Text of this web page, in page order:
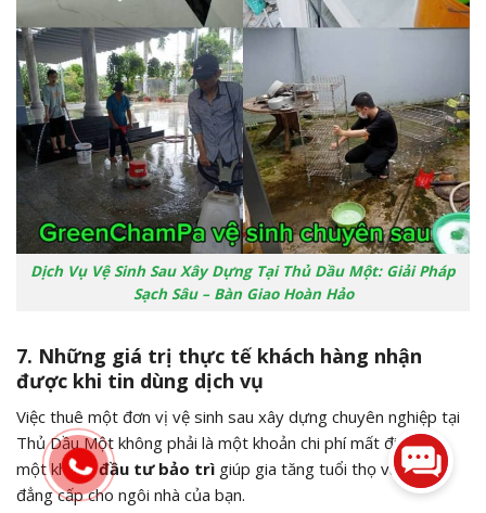
Dịch Vụ Vệ Sinh Sau Xây Dựng Tại Thủ Dầu Một: Giải Pháp
Sạch Sâu – Bàn Giao Hoàn Hảo
7. Những giá trị thực tế khách hàng nhận
được khi tin dùng dịch vụ
Việc thuê một đơn vị vệ sinh sau xây dựng chuyên nghiệp tại
Thủ Dầu Một không phải là một khoản chi phí mất đi, mà là
một khoảnđầu tư bảo trì giúp gia tăng tuổi thọ và vẻ đẹp
đẳng cấp cho ngôi nhà của bạn.